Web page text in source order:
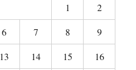
1
2
6 7 8
9
13 14 15
16